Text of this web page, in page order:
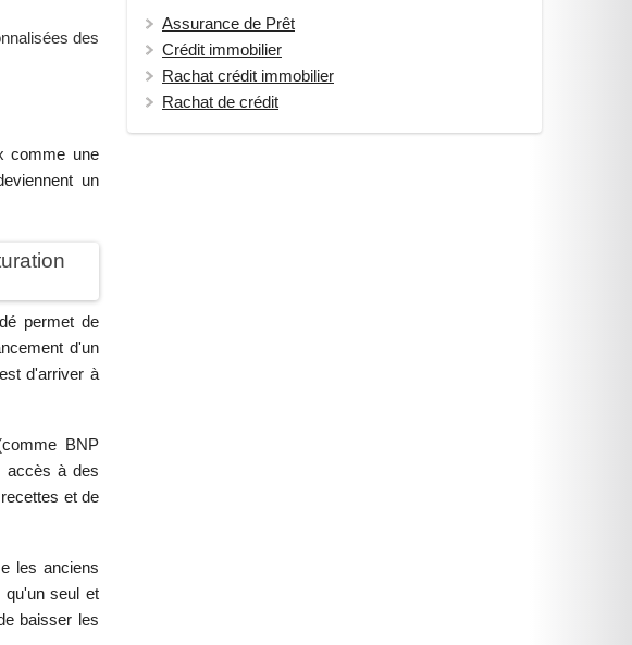
des
comme une
un
permet de
d'un
d'arriver à
BNP
accès à des
et de
les anciens
qu'un seul et
baisser les
Assurance de Prêt
Crédit immobilier
Rachat crédit immobilier
Rachat de crédit